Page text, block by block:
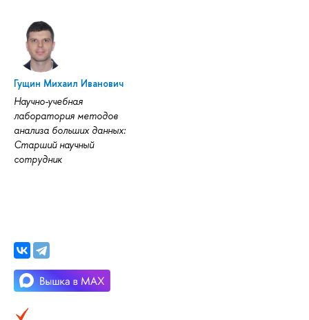
Гущин Михаил Иванович
Научно-учебная
лаборатория методов
анализа больших данных:
Старший научный
сотрудник